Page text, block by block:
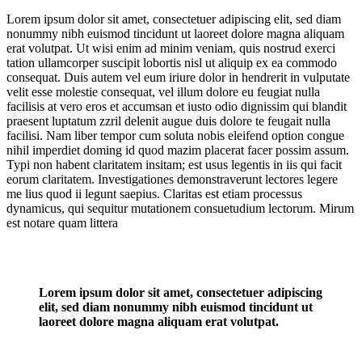
Lorem ipsum dolor sit amet, consectetuer adipiscing elit, sed diam
nonummy nibh euismod tincidunt ut laoreet dolore magna aliquam
erat volutpat. Ut wisi enim ad minim veniam, quis nostrud exerci
tation ullamcorper suscipit lobortis nisl ut aliquip ex ea commodo
consequat. Duis autem vel eum iriure dolor in hendrerit in vulputate
velit esse molestie consequat, vel illum dolore eu feugiat nulla
facilisis at vero eros et accumsan et iusto odio dignissim qui blandit
praesent luptatum zzril delenit augue duis dolore te feugait nulla
facilisi. Nam liber tempor cum soluta nobis eleifend option congue
nihil imperdiet doming id quod mazim placerat facer possim assum.
Typi non habent claritatem insitam; est usus legentis in iis qui facit
eorum claritatem. Investigationes demonstraverunt lectores legere
me lius quod ii legunt saepius. Claritas est etiam processus
dynamicus, qui sequitur mutationem consuetudium lectorum. Mirum
est notare quam littera
Lorem ipsum dolor sit amet, consectetuer adipiscing
elit, sed diam nonummy nibh euismod tincidunt ut
laoreet dolore magna aliquam erat volutpat.